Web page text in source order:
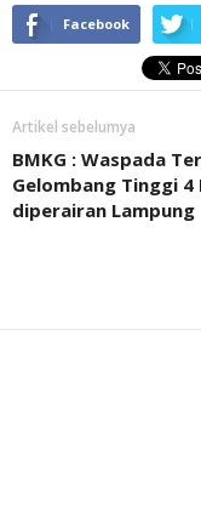
Facebook
Artikel sebelumya
BMKG : Waspada
Gelombang Tinggi
diperairan Lampung